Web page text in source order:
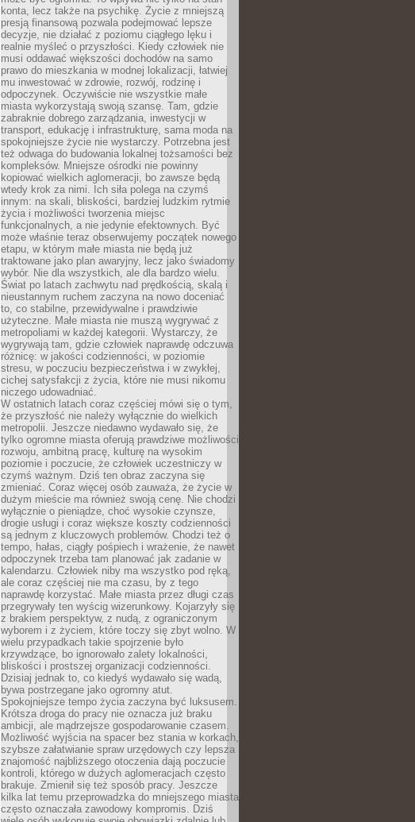
konta, lecz także na psychikę. Życie z mniejszą
presją finansową pozwala podejmować lepsze
decyzje, nie działać z poziomu ciągłego lęku i
realnie myśleć o przyszłości. Kiedy człowiek nie
musi oddawać większości dochodów na samo
prawo do mieszkania w modnej lokalizacji, łatwiej
mu inwestować w zdrowie, rozwój, rodzinę i
odpoczynek. Oczywiście nie wszystkie małe
miasta wykorzystają swoją szansę. Tam, gdzie
zabraknie dobrego zarządzania, inwestycji w
transport, edukację i infrastrukturę, sama moda na
spokojniejsze życie nie wystarczy. Potrzebna jest
też odwaga do budowania lokalnej tożsamości bez
kompleksów. Mniejsze ośrodki nie powinny
kopiować wielkich aglomeracji, bo zawsze będą
wtedy krok za nimi. Ich siła polega na czymś
innym: na skali, bliskości, bardziej ludzkim rytmie
życia i możliwości tworzenia miejsc
funkcjonalnych, a nie jedynie efektownych. Być
może właśnie teraz obserwujemy początek nowego
etapu, w którym małe miasta nie będą już
traktowane jako plan awaryjny, lecz jako świadomy
wybór. Nie dla wszystkich, ale dla bardzo wielu.
Świat po latach zachwytu nad prędkością, skalą i
nieustannym ruchem zaczyna na nowo doceniać
to, co stabilne, przewidywalne i prawdziwie
użyteczne. Małe miasta nie muszą wygrywać z
metropoliami w każdej kategorii. Wystarczy, że
wygrywają tam, gdzie człowiek naprawdę odczuwa
różnicę: w jakości codzienności, w poziomie
stresu, w poczuciu bezpieczeństwa i w zwykłej,
cichej satysfakcji z życia, które nie musi nikomu
niczego udowadniać.
W ostatnich latach coraz częściej mówi się o tym,
że przyszłość nie należy wyłącznie do wielkich
metropolii. Jeszcze niedawno wydawało się, że
tylko ogromne miasta oferują prawdziwe możliwości
rozwoju, ambitną pracę, kulturę na wysokim
poziomie i poczucie, że człowiek uczestniczy w
czymś ważnym. Dziś ten obraz zaczyna się
zmieniać. Coraz więcej osób zauważa, że życie w
dużym mieście ma również swoją cenę. Nie chodzi
wyłącznie o pieniądze, choć wysokie czynsze,
drogie usługi i coraz większe koszty codzienności
są jednym z kluczowych problemów. Chodzi też o
tempo, hałas, ciągły pośpiech i wrażenie, że nawet
odpoczynek trzeba tam planować jak zadanie w
kalendarzu. Człowiek niby ma wszystko pod ręką,
ale coraz częściej nie ma czasu, by z tego
naprawdę korzystać. Małe miasta przez długi czas
przegrywały ten wyścig wizerunkowy. Kojarzyły się
z brakiem perspektyw, z nudą, z ograniczonym
wyborem i z życiem, które toczy się zbyt wolno. W
wielu przypadkach takie spojrzenie było
krzywdzące, bo ignorowało zalety lokalności,
bliskości i prostszej organizacji codzienności.
Dzisiaj jednak to, co kiedyś wydawało się wadą,
bywa postrzegane jako ogromny atut.
Spokojniejsze tempo życia zaczyna być luksusem.
Krótsza droga do pracy nie oznacza już braku
ambicji, ale mądrzejsze gospodarowanie czasem.
Możliwość wyjścia na spacer bez stania w korkach,
szybsze załatwianie spraw urzędowych czy lepsza
znajomość najbliższego otoczenia dają poczucie
kontroli, którego w dużych aglomeracjach często
brakuje. Zmienił się też sposób pracy. Jeszcze
kilka lat temu przeprowadzka do mniejszego miasta
często oznaczała zawodowy kompromis. Dziś